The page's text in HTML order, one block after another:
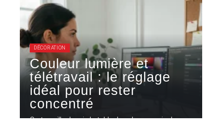
DÉCORATION
Couleur lumière et
télétravail : le réglage
idéal pour rester
concentré
On travaille depuis la table du salon, un coin de